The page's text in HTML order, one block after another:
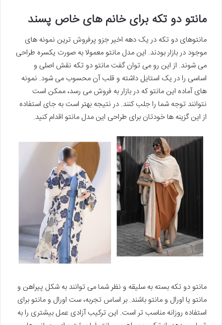
مانتو دو تکه برای خانم های خاص پسند
مانتوهای دو تکه در یک دهه اخیر جزو پرفروش ترین نمونه های
موجود در بازار بودند. این مدل مانتو معمولا به صورت یکسره طراحی
می شوند. از این رو می توان گفت مانتو دو تکه نقش اصلی و
اساسی را در یک استایل داشته و قلب آن محسوب می شود. نمونه
های آماده این مانتو که در بازار به فروش می رسد، ممکن است
نتوانند توجه شما را جلب کنند. در نتیجه بهتر است به جای استفاده
از این گزینه ها خودتان برای طراحی این مدل مانتو اقدام کنید.
مانتو دو تکه بسته به سلیقه و نظر شما می توانند به شکل پیراهن و
مانتو یا اورال و مانتو باشند. بر اساس تجربه، ست اورال و مانتو برای
استفاده روزانه مناسب تر است. این ترکیب آزادی عمل بیشتری را به